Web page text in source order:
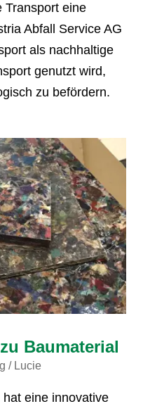
Transport eine
Abfall Service AG
als nachhaltige
genutzt wird,
zu befördern.
Baumaterial
Lucie
eine innovative